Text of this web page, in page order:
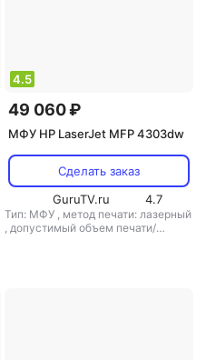
4.5
49 060 ₽
МФУ HP LaserJet MFP 4303dw
Сделать заказ
GuruTV.ru
4.7
Тип: МФУ , метод печати: лазерный
, допустимый объем печати/